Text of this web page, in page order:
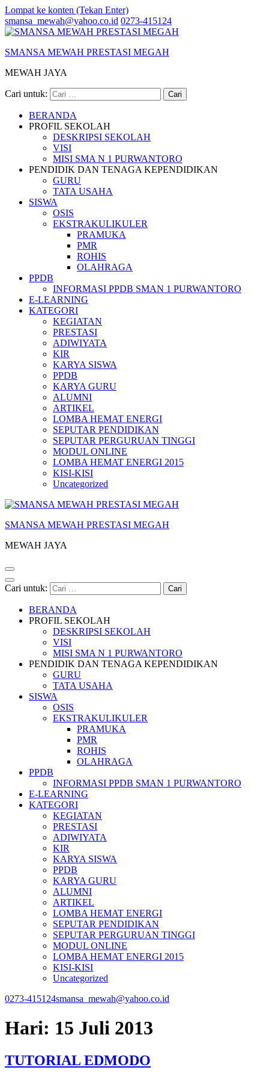
Lompat ke konten (Tekan Enter)
smansa_mewah@yahoo.co.id 0273-415124
SMANSA MEWAH PRESTASI MEGAH
MEWAH JAYA
Cari untuk:
BERANDA
PROFIL SEKOLAH
DESKRIPSI SEKOLAH
VISI
MISI SMA N 1 PURWANTORO
PENDIDIK DAN TENAGA KEPENDIDIKAN
GURU
TATA USAHA
SISWA
OSIS
EKSTRAKULIKULER
PRAMUKA
PMR
ROHIS
OLAHRAGA
PPDB
INFORMASI PPDB SMAN 1 PURWANTORO
E-LEARNING
KATEGORI
KEGIATAN
PRESTASI
ADIWIYATA
KIR
KARYA SISWA
PPDB
KARYA GURU
ALUMNI
ARTIKEL
LOMBA HEMAT ENERGI
SEPUTAR PENDIDIKAN
SEPUTAR PERGURUAN TINGGI
MODUL ONLINE
LOMBA HEMAT ENERGI 2015
KISI-KISI
Uncategorized
SMANSA MEWAH PRESTASI MEGAH
MEWAH JAYA
Cari untuk:
BERANDA
PROFIL SEKOLAH
DESKRIPSI SEKOLAH
VISI
MISI SMA N 1 PURWANTORO
PENDIDIK DAN TENAGA KEPENDIDIKAN
GURU
TATA USAHA
SISWA
OSIS
EKSTRAKULIKULER
PRAMUKA
PMR
ROHIS
OLAHRAGA
PPDB
INFORMASI PPDB SMAN 1 PURWANTORO
E-LEARNING
KATEGORI
KEGIATAN
PRESTASI
ADIWIYATA
KIR
KARYA SISWA
PPDB
KARYA GURU
ALUMNI
ARTIKEL
LOMBA HEMAT ENERGI
SEPUTAR PENDIDIKAN
SEPUTAR PERGURUAN TINGGI
MODUL ONLINE
LOMBA HEMAT ENERGI 2015
KISI-KISI
Uncategorized
0273-415124smansa_mewah@yahoo.co.id
Hari: 15 Juli 2013
TUTORIAL EDMODO